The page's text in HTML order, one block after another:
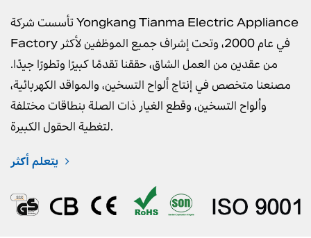
تأسست شركة Yongkang Tianma Electric Appliance
Factory في عام 2000، وتحت إشراف جميع الموظفين لأكثر
من عقدين من العمل الشاق، حققنا تقدمًا كبيرًا وتطورًا جيدًا.
مصنعنا متخصص في إنتاج ألواح التسخين، والمواقد الكهربائية،
وألواح التسخين، وقطع الغيار ذات الصلة بنطاقات مختلفة
لتغطية الحقول الكبيرة.
يتعلم أكثر